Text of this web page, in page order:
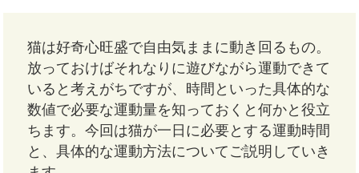
猫は好奇心旺盛で自由気ままに動き回るもの。
放っておけばそれなりに遊びながら運動できて
いると考えがちですが、時間といった具体的な
数値で必要な運動量を知っておくと何かと役立
ちます。今回は猫が一日に必要とする運動時間
と、具体的な運動方法についてご説明していき